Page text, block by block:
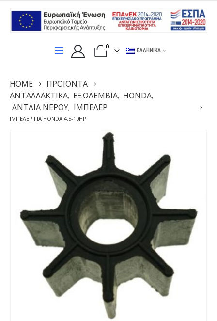
0
ΕΛΛΗΝΙΚΆ
HOME
ΠΡΟΪΌΝΤΑ
ΑΝΤΑΛΛΑΚΤΙΚΆ, ΕΞΩΛΕΜΒΙΑ, HONDA,
ΑΝΤΛΊΑ ΝΕΡΟΎ, ΙΜΠΈΛΕΡ
ΙΜΠΈΛΕΡ ΓΙΑ HONDA 4,5-10HP